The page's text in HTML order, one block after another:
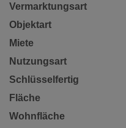
Vermarktungsart
Objektart
Miete
Nutzungsart
Schlüsselfertig
Fläche
Wohnfläche